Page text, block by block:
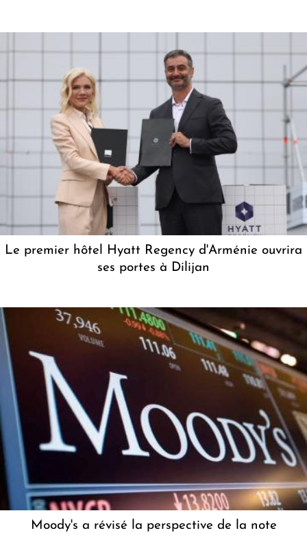
Le premier hôtel Hyatt Regency d'Arménie ouvrira
ses portes à Dilijan
Moody's a révisé la perspective de la note